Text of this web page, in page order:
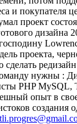
и покупателя
проект
проекта,
нужны :
PHP MySQL,
опыт в